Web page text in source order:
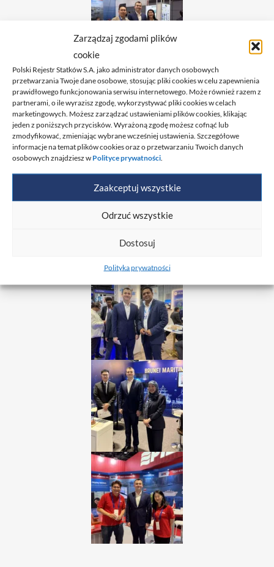
Zarządzaj zgodami plików
cookie
Polski Rejestr Statków S.A. jako administrator danych osobowych
przetwarzania Twoje dane osobowe, stosując pliki cookies w celu zapewnienia
prawidłowego funkcjonowania serwisu internetowego. Może również razem z
partnerami, o ile wyrazisz zgodę, wykorzystywać pliki cookies w celach
marketingowych. Możesz zarządzać ustawieniami plików cookies, klikając
jeden z poniższych przycisków. Wyrażoną zgodę możesz cofnąć lub
zmodyfikować, zmieniając wybrane wcześniej ustawienia. Szczegółowe
informacje na temat plików cookies oraz o przetwarzaniu Twoich danych
osobowych znajdziesz w Polityce prywatności
Zaakceptuj wszystkie
Odrzuć wszystkie
Dostosuj
Polityka prywatności